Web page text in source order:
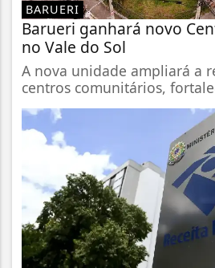
BARUERI
Barueri ganhará novo
no Vale do Sol
A nova unidade ampliará a
centros comunitários,